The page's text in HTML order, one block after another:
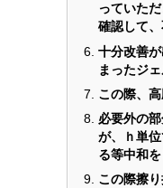
っていた
確認して
十分改善
まったジ
この際、
必要外の
が、ｈ単
る等中和を
この際擦